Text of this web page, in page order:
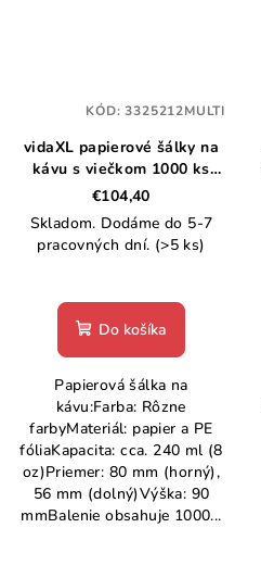
vidaXL papierové šálky na
kávu s viečkom 1000 ks
8oz 240ml
€104,40
Skladom. Dodáme do 5-7
pracovných dní. (>5 ks)
Do košíka
Papierová šálka na
kávu:Farba: Rôzne
farbyMateriál: papier a PE
fóliaKapacita: cca. 240 ml (8
oz)Priemer: 80 mm (horný),
56 mm (dolný)Výška: 90
mmBalenie obsahuje 1000...
KÓD:3325212MULTI